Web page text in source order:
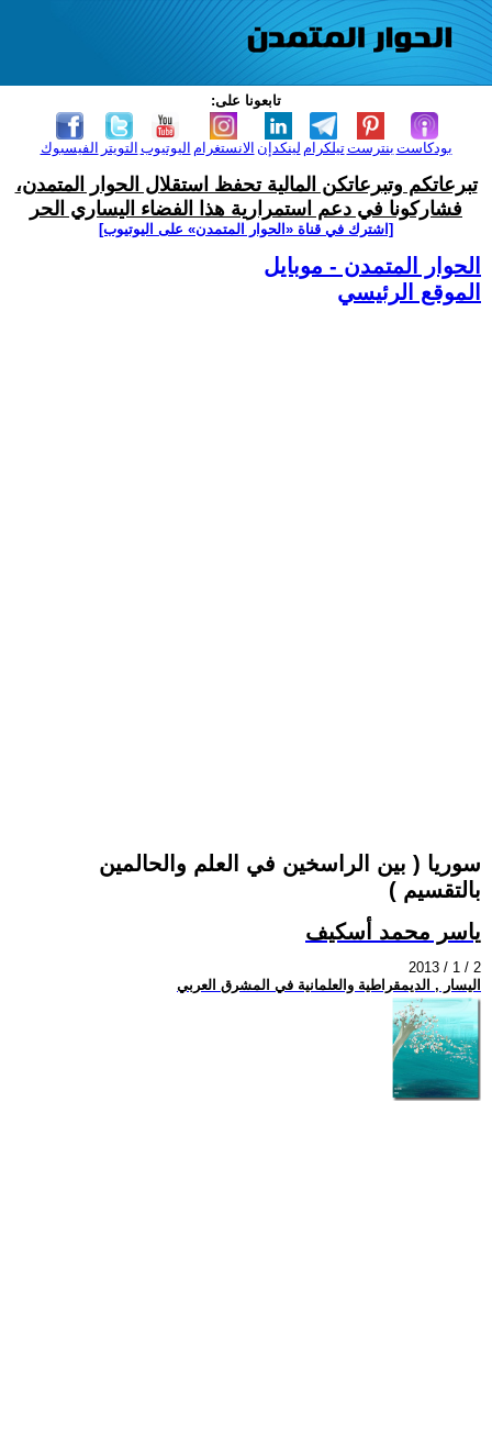
تابعونا على:
الفيسبوك التويتر اليوتيوب الانستغرام لينكدإن تيلكرامبنترست بودكاست
تبرعاتكم وتبرعاتكن المالية تحفظ استقلال الحوار المتمدن،
فشاركونا في دعم استمرارية هذا الفضاء اليساري الحر
[اشترك في قناة ‫«الحوار المتمدن» على اليوتيوب]
الحوار المتمدن - موبايل
الموقع الرئيسي
سوريا ( بين الراسخين في العلم والحالمين
بالتقسيم )
ياسر محمد أسكيف
2013 / 1 / 2
اليسار , الديمقراطية والعلمانية في المشرق العربي